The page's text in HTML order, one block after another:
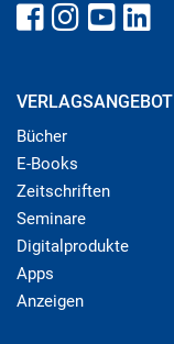
VERLAGSANGEBOT
Bücher
E-Books
Zeitschriften
Seminare
Digitalprodukte
Apps
Anzeigen